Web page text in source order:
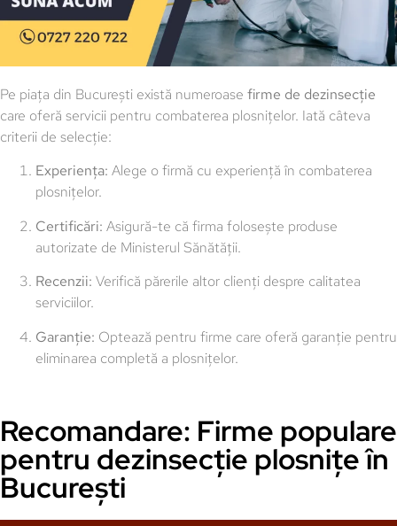
Pe piața din București există numeroase firme de dezinsecție
care oferă servicii pentru combaterea plosnițelor. Iată câteva
criterii de selecție:
Experiența: Alege o firmă cu experiență în combaterea
plosnițelor.
Certificări: Asigură-te că firma folosește produse
autorizate de Ministerul Sănătății.
Recenzii: Verifică părerile altor clienți despre calitatea
serviciilor.
Garanție: Optează pentru firme care oferă garanție pentru
eliminarea completă a plosnițelor.
Recomandare: Firme populare
pentru dezinsecție plosnițe în
București